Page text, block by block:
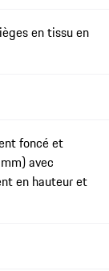
en tissu en
foncé et
avec
en hauteur et